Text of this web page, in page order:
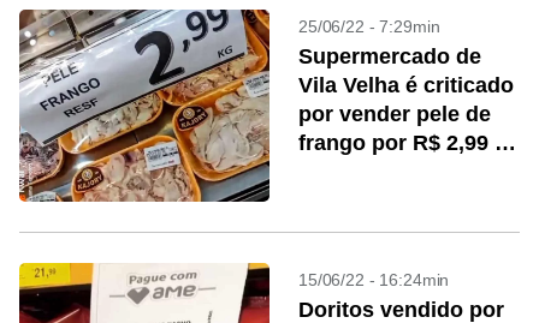
25/06/22 - 7:29min
Supermercado de
Vila Velha é criticado
por vender pele de
frango por R$ 2,99 o
15/06/22 - 16:24min
Doritos vendido por